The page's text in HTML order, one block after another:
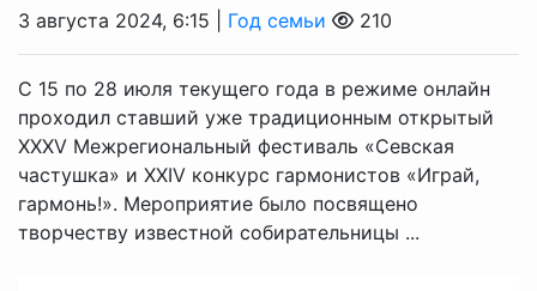
3 августа 2024, 6:15 | Год семьи 210
С 15 по 28 июля текущего года в режиме онлайн
проходил ставший уже традиционным открытый
XХXV Межрегиональный фестиваль «Севская
частушка» и XXIV конкурс гармонистов «Играй,
гармонь!». Мероприятие было посвящено
творчеству известной собирательницы ...